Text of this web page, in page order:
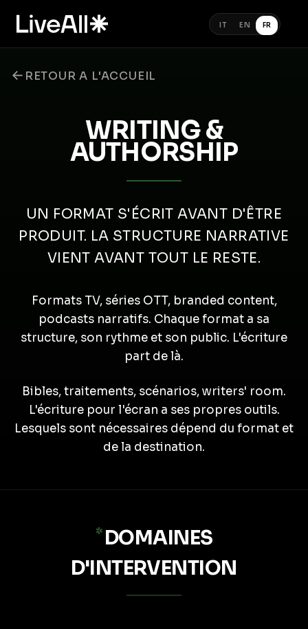
IT EN FR
← RETOUR A L'ACCUEIL
WRITING &
AUTHORSHIP
UN FORMAT S'ÉCRIT AVANT D'ÊTRE
PRODUIT. LA STRUCTURE NARRATIVE
VIENT AVANT TOUT LE RESTE.
Formats TV, séries OTT, branded content,
podcasts narratifs. Chaque format a sa
structure, son rythme et son public. L'écriture
part de là.
Bibles, traitements, scénarios, writers' room.
L'écriture pour l'écran a ses propres outils.
Lesquels sont nécessaires dépend du format et
de la destination.
* DOMAINES
D'INTERVENTION